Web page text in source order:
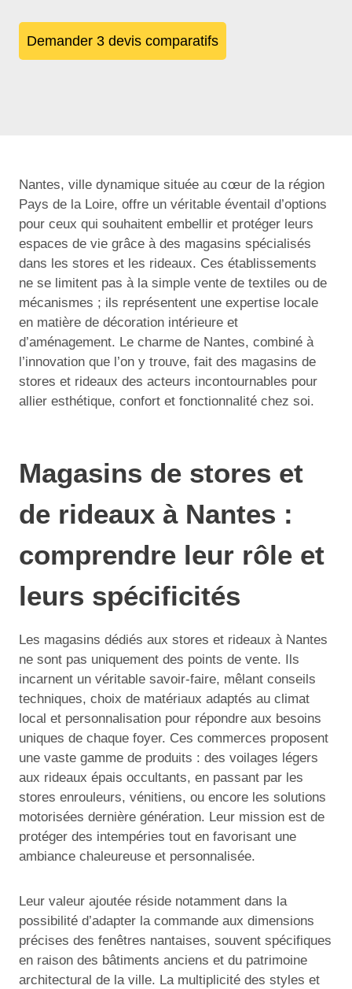
Demander 3 devis comparatifs
Nantes, ville dynamique située au cœur de la région
Pays de la Loire, offre un véritable éventail d’options
pour ceux qui souhaitent embellir et protéger leurs
espaces de vie grâce à des magasins spécialisés
dans les stores et les rideaux. Ces établissements
ne se limitent pas à la simple vente de textiles ou de
mécanismes ; ils représentent une expertise locale
en matière de décoration intérieure et
d’aménagement. Le charme de Nantes, combiné à
l’innovation que l’on y trouve, fait des magasins de
stores et rideaux des acteurs incontournables pour
allier esthétique, confort et fonctionnalité chez soi.
Magasins de stores et
de rideaux à Nantes :
comprendre leur rôle et
leurs spécificités
Les magasins dédiés aux stores et rideaux à Nantes
ne sont pas uniquement des points de vente. Ils
incarnent un véritable savoir-faire, mêlant conseils
techniques, choix de matériaux adaptés au climat
local et personnalisation pour répondre aux besoins
uniques de chaque foyer. Ces commerces proposent
une vaste gamme de produits : des voilages légers
aux rideaux épais occultants, en passant par les
stores enrouleurs, vénitiens, ou encore les solutions
motorisées dernière génération. Leur mission est de
protéger des intempéries tout en favorisant une
ambiance chaleureuse et personnalisée.
Leur valeur ajoutée réside notamment dans la
possibilité d’adapter la commande aux dimensions
précises des fenêtres nantaises, souvent spécifiques
en raison des bâtiments anciens et du patrimoine
architectural de la ville. La multiplicité des styles et